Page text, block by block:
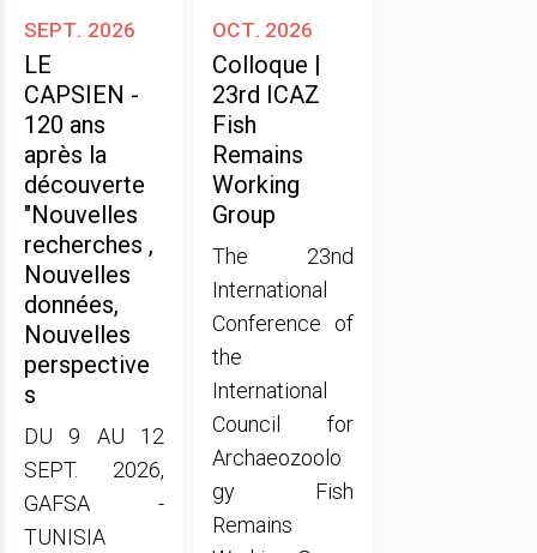
sept. 2026
LE
CAPSIEN -
120 ans
après la
découverte
"Nouvelles
recherches ,
Nouvelles
données,
Nouvelles
perspective
s
DU 9 AU 12
SEPT. 2026,
GAFSA -
TUNISIA
oct. 2026
Colloque |
23rd ICAZ
Fish
Remains
Working
Group
The 23nd
International
Conference of
the
International
Council for
Archaeozoolo
gy Fish
Remains